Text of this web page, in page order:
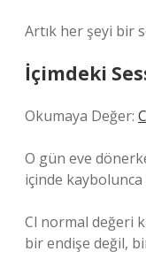
Artık her şeyi bir
İçimdeki
Okumaya Değer:
O gün eve
içinde
Cl normal değeri
bir endişe değil,